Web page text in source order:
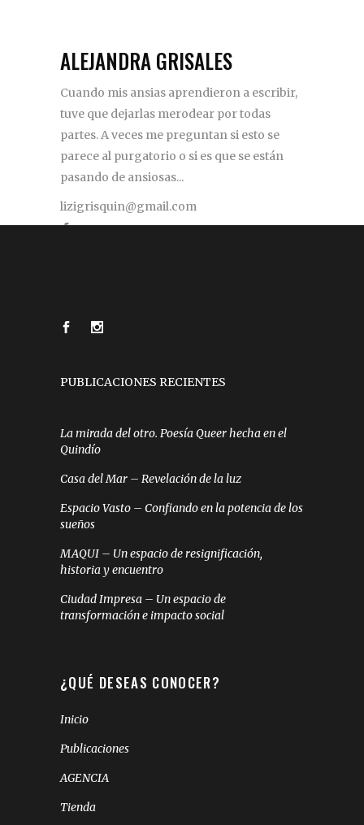
ALEJANDRA GRISALES
Cuando mis ansias aprendieron a escribir,
tuve que dejarlas merodear por todas
partes. A veces me preguntan si esto se
parece al purgatorio o si es que se están
pasando de ansiosas...
lizigrisquin@gmail.com
PUBLICACIONES RECIENTES
La mirada del otro. Poesía Queer hecha en el
Quindío
Casa del Mar – Revelación de la luz
Espacio Vasto – Confiando en la potencia de los
sueños
MAQUI – Un espacio de resignificación,
historia y encuentro
Ciudad Impresa – Un espacio de
transformación e impacto social
¿QUÉ DESEAS CONOCER?
Inicio
Publicaciones
AGENCIA
Tienda